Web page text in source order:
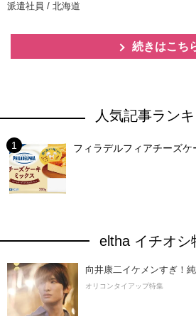
派遣社員 / 北海道
続きはこち
人気記事ラン
フィラデルフィアチーズケ
eltha イチオシ
向井康二イケメンすぎ！
オリコンタイアップ特集